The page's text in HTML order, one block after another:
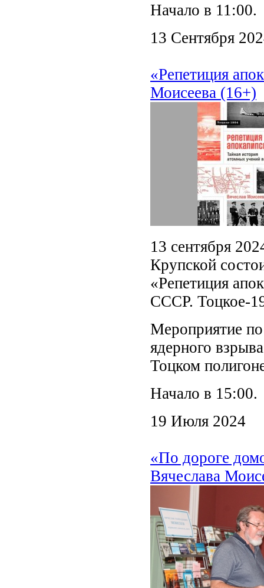
Начало в
13 Сентября
«Репетиция
Моисеева (16+)
13 сентября
Крупской
«Репетиция
СССР. Тоцкое-
Мероприятие
ядерного
Тоцком
Начало в 15:00.
19 Июля 2024
«По дороге
Вячеслава